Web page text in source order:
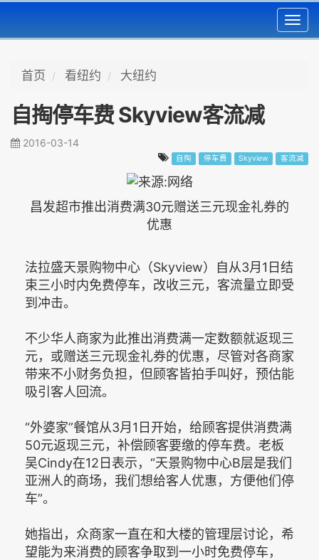
首页 看纽约 大纽约
自掏停车费 Skyview客流减
2016-03-14
自掏 停车費 Skyview 客流减
昌发超市推出消费满30元赠送三元现金礼券的
优惠
法拉盛天景购物中心（Skyview）自从3月1日结
束三小时内免费停车，改收三元，客流量立即受
到冲击。
不少华人商家为此推出消费满一定数额就返现三
元，或赠送三元现金礼券的优惠，尽管对各商家
带来不小财务负担，但顾客皆拍手叫好，预估能
吸引客人回流。
“外婆家”餐馆从3月1日开始，给顾客提供消费满
50元返现三元，补偿顾客要缴的停车费。老板
吴Cindy在12日表示，“天景购物中心B层是我们
亚洲人的商场，我们想给客人优惠，方便他们停
车”。
她指出，众商家一直在和大楼的管理层讨论，希
望能为来消费的顾客争取到一小时免费停车，